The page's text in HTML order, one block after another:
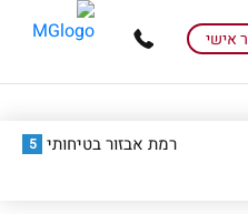
אישי
רמת אבזור בטיחותי 5